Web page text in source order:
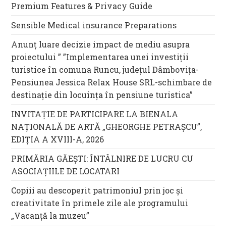
Premium Features & Privacy Guide
Sensible Medical insurance Preparations
Anunț luare decizie impact de mediu asupra
proiectului ” ”Implementarea unei investiții
turistice în comuna Runcu, județul Dâmbovița-
Pensiunea Jessica Relax House SRL-schimbare de
destinație din locuința în pensiune turistica”
INVITAȚIE DE PARTICIPARE LA BIENALA
NAȚIONALĂ DE ARTĂ „GHEORGHE PETRAȘCU”,
EDIŢIA A XVIII-A, 2026
PRIMĂRIA GĂEȘTI: ÎNTÂLNIRE DE LUCRU CU
ASOCIAȚIILE DE LOCATARI
Copiii au descoperit patrimoniul prin joc și
creativitate în primele zile ale programului
„Vacanță la muzeu”